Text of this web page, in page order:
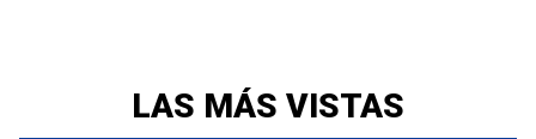
LAS MÁS VISTAS